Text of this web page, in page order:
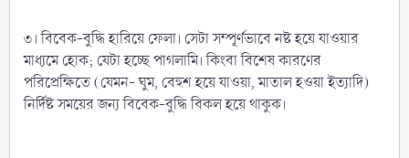
৩। বিবেক-বুদ্ধি হারিয়ে ফেলা। সেটা সম্পূর্ণভাবে নষ্ট হয়ে যাওয়ার
মাধ্যমে হোক; যেটা হচ্ছে পাগলামি। কিংবা বিশেষ কারণের
পরিপ্রেক্ষিতে (যেমন- ঘুম, বেহুশ হয়ে যাওয়া, মাতাল হওয়া ইত্যাদি)
নির্দিষ্ট সময়ের জন্য বিবেক-বুদ্ধি বিকল হয়ে থাকুক।